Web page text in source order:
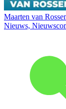
Maarten van
Nieuws,